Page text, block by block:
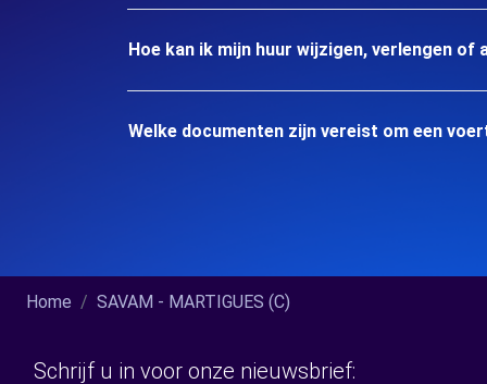
Hoe kan ik mijn huur wijzigen, verlengen of
Welke documenten zijn vereist om een
Home SAVAM - MARTIGUES (C)
Schrijf u in voor onze nieuwsbrief: